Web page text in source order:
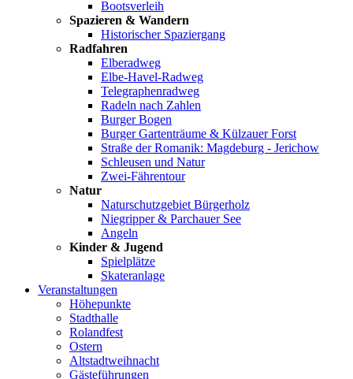
Bootsverleih
Spazieren & Wandern
Historischer Spaziergang
Radfahren
Elberadweg
Elbe-Havel-Radweg
Telegraphenradweg
Radeln nach Zahlen
Burger Bogen
Burger Gartenträume & Külzauer Forst
Straße der Romanik: Magdeburg - Jerichow
Schleusen und Natur
Zwei-Fährentour
Natur
Naturschutzgebiet Bürgerholz
Niegripper & Parchauer See
Angeln
Kinder & Jugend
Spielplätze
Skateranlage
Veranstaltungen
Höhepunkte
Stadthalle
Rolandfest
Ostern
Altstadtweihnacht
Gästeführungen